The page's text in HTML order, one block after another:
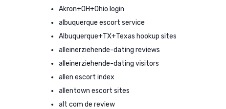
Akron+OH+Ohio login
albuquerque escort service
Albuquerque+TX+Texas hookup sites
alleinerziehende-dating reviews
alleinerziehende-dating visitors
allen escort index
allentown escort sites
alt com de review